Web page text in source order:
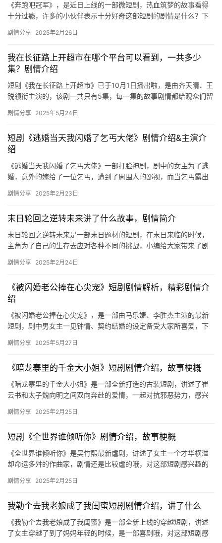
剧
剧
《奔跑吧冠军》，是近日上线的一部微短剧，热血筑梦的故事看得
十分过瘾，许多的小伙伴表示十分好奇这部短剧的剧情是什么？下
…
剧情分享 2025年2月26日
我在长征路上开超市在哪个平台可以看到，一共多少
集？剧情介绍
短剧《我在长征路上开超市》已于10月1日播出啦，是由齐天晴、王
锐领衔主演的，该剧一共只有5集，每一集的故事剧情都给观众们留
剧情分享 2025年5月24日
短剧《逃婚当天我闪婚了乞丐大佬》剧情介绍&主演介
绍
《逃婚当天我闪婚了乞丐大佬》一部打脸神剧，剧中的女主为了逃
婚，意外的嫁给了一位乞丐，遭到了周围人的鄙视，而当乞丐露出
吧…
剧情分享 2025年2月23日
末日轮回之逆转未来讲了什么故事，剧情简介
末日轮回之逆转未来是一部末日题材的短剧，在末日来临的时候，
主角为了自己的生存去应对各种不同的挑战，小编给大家带来了剧
之…
剧情分享 2025年2月24日
《被闪婚老公捧在心尖宠》短剧剧情解析，精彩剧情介
绍
《被闪婚老公捧在心尖宠》，是一部由马乐婕、李胜杰主演的最新
短剧，剧中男女主一见钟情、契约结婚的设定备受大家所喜爱，下
们哦！…
剧情分享 2025年5月27日
《暗龙寨里的千金大小姐》短剧剧情介绍，故事梗概
《暗龙寨里的千金大小姐》是一部全新打造的古装短剧，讲述了崔
云书和太子魏向明之间双向奔赴的爱情，一起对抗邪恶势力，感兴
谢碧…
剧情分享 2025年2月25日
短剧《全世界谁倾听你》剧情介绍，故事梗概
《全世界谁倾听你》是吴竹熙最新虐剧，讲述了女主一个才华横溢
却命运多舛的作曲家，剧情还是比较虐的哦，对这部短剧感兴趣的
却…
剧情分享 2025年2月25日
我勒个去我老娘成了我闺蜜短剧剧情介绍，讲了什么
《我勒个去我老娘成了我闺蜜》是一部全新上线的穿越短剧，讲述
了女主穿越了到了妈妈年轻的时候，是一部喜剧哦，对这部短剧感